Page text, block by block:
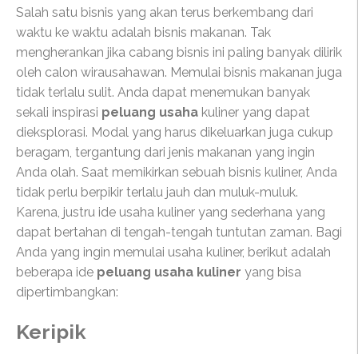
Salah satu bisnis yang akan terus berkembang dari
waktu ke waktu adalah bisnis makanan. Tak
mengherankan jika cabang bisnis ini paling banyak dilirik
oleh calon wirausahawan. Memulai bisnis makanan juga
tidak terlalu sulit. Anda dapat menemukan banyak
sekali inspirasi peluang usaha kuliner yang dapat
dieksplorasi. Modal yang harus dikeluarkan juga cukup
beragam, tergantung dari jenis makanan yang ingin
Anda olah. Saat memikirkan sebuah bisnis kuliner, Anda
tidak perlu berpikir terlalu jauh dan muluk-muluk.
Karena, justru ide usaha kuliner yang sederhana yang
dapat bertahan di tengah-tengah tuntutan zaman. Bagi
Anda yang ingin memulai usaha kuliner, berikut adalah
beberapa ide peluang usaha kuliner yang bisa
dipertimbangkan:
Keripik